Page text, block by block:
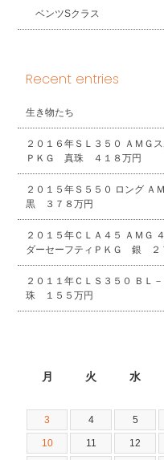
ベンツSクラス
Recent entries
生き物たち
２０１６年ＳＬ３５０ ＡＭＧ
ＰＫＧ 真珠 ４１８万円
２０１５年Ｓ５５０ ロング Ａ
黒 ３７８万円
２０１５年ＣＬＡ４５ ＡＭＧ
ダーセーフティＰＫＧ 銀 ２
２０１１年ＣＬＳ３５０ ＢＬ
珠 １５５万円
月 火 水
3 4 5
10 11 12